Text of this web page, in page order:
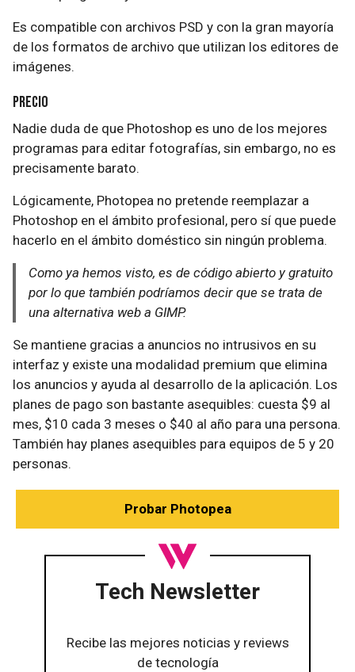
Es compatible con archivos PSD y con la gran mayoría
de los formatos de archivo que utilizan los editores de
imágenes.
Precio
Nadie duda de que Photoshop es uno de los mejores
programas para editar fotografías, sin embargo, no es
precisamente barato.
Lógicamente, Photopea no pretende reemplazar a
Photoshop en el ámbito profesional, pero sí que puede
hacerlo en el ámbito doméstico sin ningún problema.
Como ya hemos visto, es de código abierto y gratuito
por lo que también podríamos decir que se trata de
una alternativa web a GIMP.
Se mantiene gracias a anuncios no intrusivos en su
interfaz y existe una modalidad premium que elimina
los anuncios y ayuda al desarrollo de la aplicación. Los
planes de pago son bastante asequibles: cuesta $9 al
mes, $10 cada 3 meses o $40 al año para una persona.
También hay planes asequibles para equipos de 5 y 20
personas.
Probar Photopea
Tech Newsletter
Recibe las mejores noticias y reviews
de tecnología